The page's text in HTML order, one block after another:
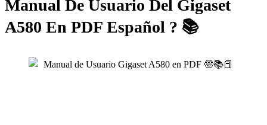
Manual De Usuario Del Gigaset
A580 En PDF Español ? 📚